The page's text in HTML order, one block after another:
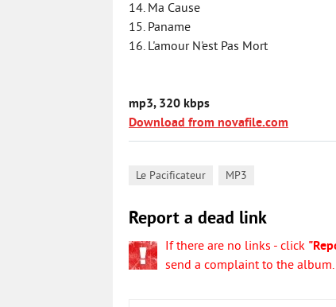
14. Ma Cause
15. Paname
16. L'amour N'est Pas Mort
mp3, 320 kbps
Download from novafile.com
Le Pacificateur MP3
Report a dead link
If there are no links - click
send a complaint to the